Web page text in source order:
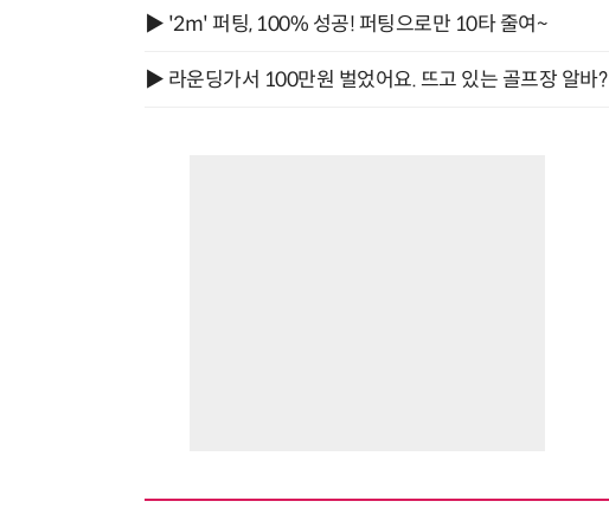
▶ '2m' 퍼팅, 100% 성공! 퍼팅으로만 10타 줄여~
▶ 라운딩가서 100만원 벌었어요. 뜨고 있는 골프장 알바?